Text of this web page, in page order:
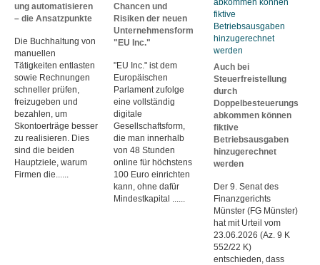
ung automatisieren
– die Ansatzpunkte
Die Buchhaltung von
manuellen
Tätigkeiten entlasten
sowie Rechnungen
schneller prüfen,
freizugeben und
bezahlen, um
Skontoerträge besser
zu realisieren. Dies
sind die beiden
Hauptziele, warum
Firmen die......
Chancen und
Risiken der neuen
Unternehmensform
"EU Inc."
"EU Inc." ist dem
Europäischen
Parlament zufolge
eine vollständig
digitale
Gesellschaftsform,
die man innerhalb
von 48 Stunden
online für höchstens
100 Euro einrichten
kann, ohne dafür
Mindestkapital ......
Auch bei
Steuerfreistellung
durch
Doppelbesteuerungs
abkommen können
fiktive
Betriebsausgaben
hinzugerechnet
werden
Der 9. Senat des
Finanzgerichts
Münster (FG Münster)
hat mit Urteil vom
23.06.2026 (Az. 9 K
552/22 K)
entschieden, dass